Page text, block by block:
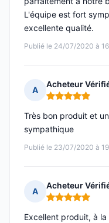
Publié le 24/07/2020 à
L'équipe est fort
excellente qualité.
A
Acheteur
Note : 5 sur 5
Publié le 23/07/2020 à
Très bon produit et
sympathique
A
Acheteur
Note : 5 sur 5
Excellent produit, à